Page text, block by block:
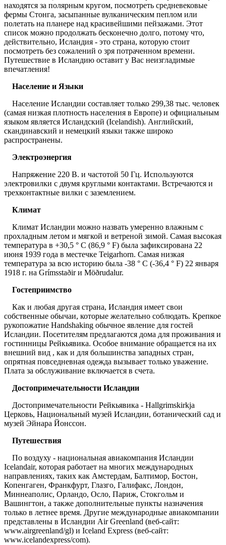
находятся за полярным кругом, посмотреть средневековые
фермы Стонга, засыпанные вулканическим пеплом или
полетать на планере над красивейшими пейзажами. Этот
список можно продолжать бесконечно долго, потому что,
действительно, Исландия - это страна, которую стоит
посмотреть без сожалений о зря потраченном времени.
Путешествие в Исландию оставит у Вас неизгладимые
впечатления!
Население и Языки
Население Исландии составляет только 299,38 тыс. человек
(самая низкая плотность населения в Европе) и официальным
языком является Исландский (Icelandish). Английский,
скандинавский и немецкий языки также широко
распространены.
Электроэнергия
Напряжение 220 В. и частотой 50 Гц. Используются
электровилки с двумя круглыми контактами. Встречаются и
трехконтактные вилки с заземлением.
Климат
Климат Исландии можно назвать умеренно влажным с
прохладным летом и мягкой и ветреной зимой. Самая высокая
температура в +30,5 ° C (86,9 ° F) была зафиксирована 22
июня 1939 года в местечке Teigarhorn. Самая низкая
температура за всю историю была -38 ° С (-36,4 ° F) 22 января
1918 г. на Grímsstaðir и Möðrudalur.
Гостеприимство
Как и любая другая страна, Исландия имеет свои
собственные обычаи, которые желательно соблюдать. Крепкое
рукопожатие Handshaking обычное явление для гостей
Исландии. Посетителям предлагаются дома для проживания и
гостинницы Рейкьявика. Особое внимание обращается на их
внешний вид , как и для большинства западных стран,
опрятная повседневная одежда вызывает только уважение.
Плата за обслуживание включается в счета.
Достопримечательности Исландии
Достопримечательности Рейкьявика - Hallgrimskirkja
Церковь, Национальный музей Исландии, ботанический сад и
музей Эйнара Йонссон.
Путешествия
По воздуху - национальная авиакомпания Исландии
Icelandair, которая работает на многих международных
направлениях, таких как Амстердам, Балтимор, Бостон,
Копенгаген, Франкфурт, Глазго, Галифакс, Лондон,
Миннеаполис, Орландо, Осло, Париж, Стокгольм и
Вашингтон, а также дополнительные пункты назначения
только в летнее время. Другие международные авиакомпании
представлены в Исландии Air Greenland (веб-сайт:
www.airgreenland/gl) и Iceland Express (веб-сайт:
www.icelandexpress/com).